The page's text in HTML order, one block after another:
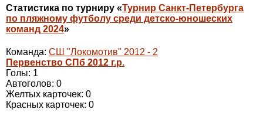
Статистика по турниру «Турнир Санкт-Петербурга
по пляжному футболу среди детско-юношеских
команд 2024»
Команда: СШ "Локомотив" 2012 - 2
Первенство СПб 2012 г.р.
Голы: 1
Автоголов: 0
Желтых карточек: 0
Красных карточек: 0